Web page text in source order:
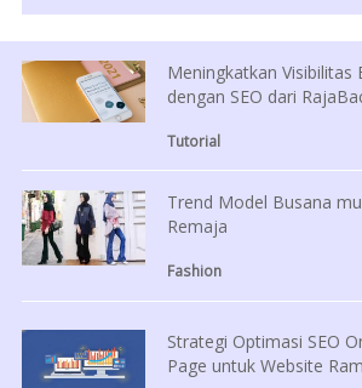
Meningkatkan Visibilitas
dengan SEO dari
Tutorial
Trend Model Busana
Remaja
Fashion
Strategi Optimasi SEO
Page untuk Website